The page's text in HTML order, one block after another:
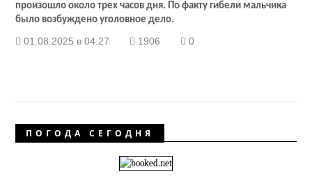
произошло около трех часов дня. По факту гибели мальчика
было возбуждено уголовное дело.
01.08.2025 в 04:27 1906 0
ПОГОДА СЕГОДНЯ